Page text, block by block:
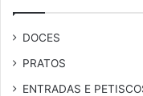
DOCES
PRATOS
ENTRADAS E